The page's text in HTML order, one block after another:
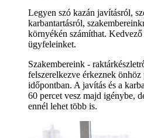
Legyen szó kazán javításról,
karbantartásról,
környékén számíthat.
ügyfeleinket.
Szakembereink -
felszerelkezve érkeznek önhöz
időpontban. A javítás és a
60 percet vesz majd igénybe,
ennél lehet több is.